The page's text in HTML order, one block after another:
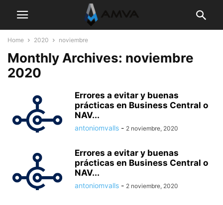
Home 2020 noviembre
Monthly Archives: noviembre
2020
Errores a evitar y buenas
prácticas en Business Central o
NAV...
antoniomvalls - 2 noviembre, 2020
Errores a evitar y buenas
prácticas en Business Central o
NAV...
antoniomvalls - 2 noviembre, 2020